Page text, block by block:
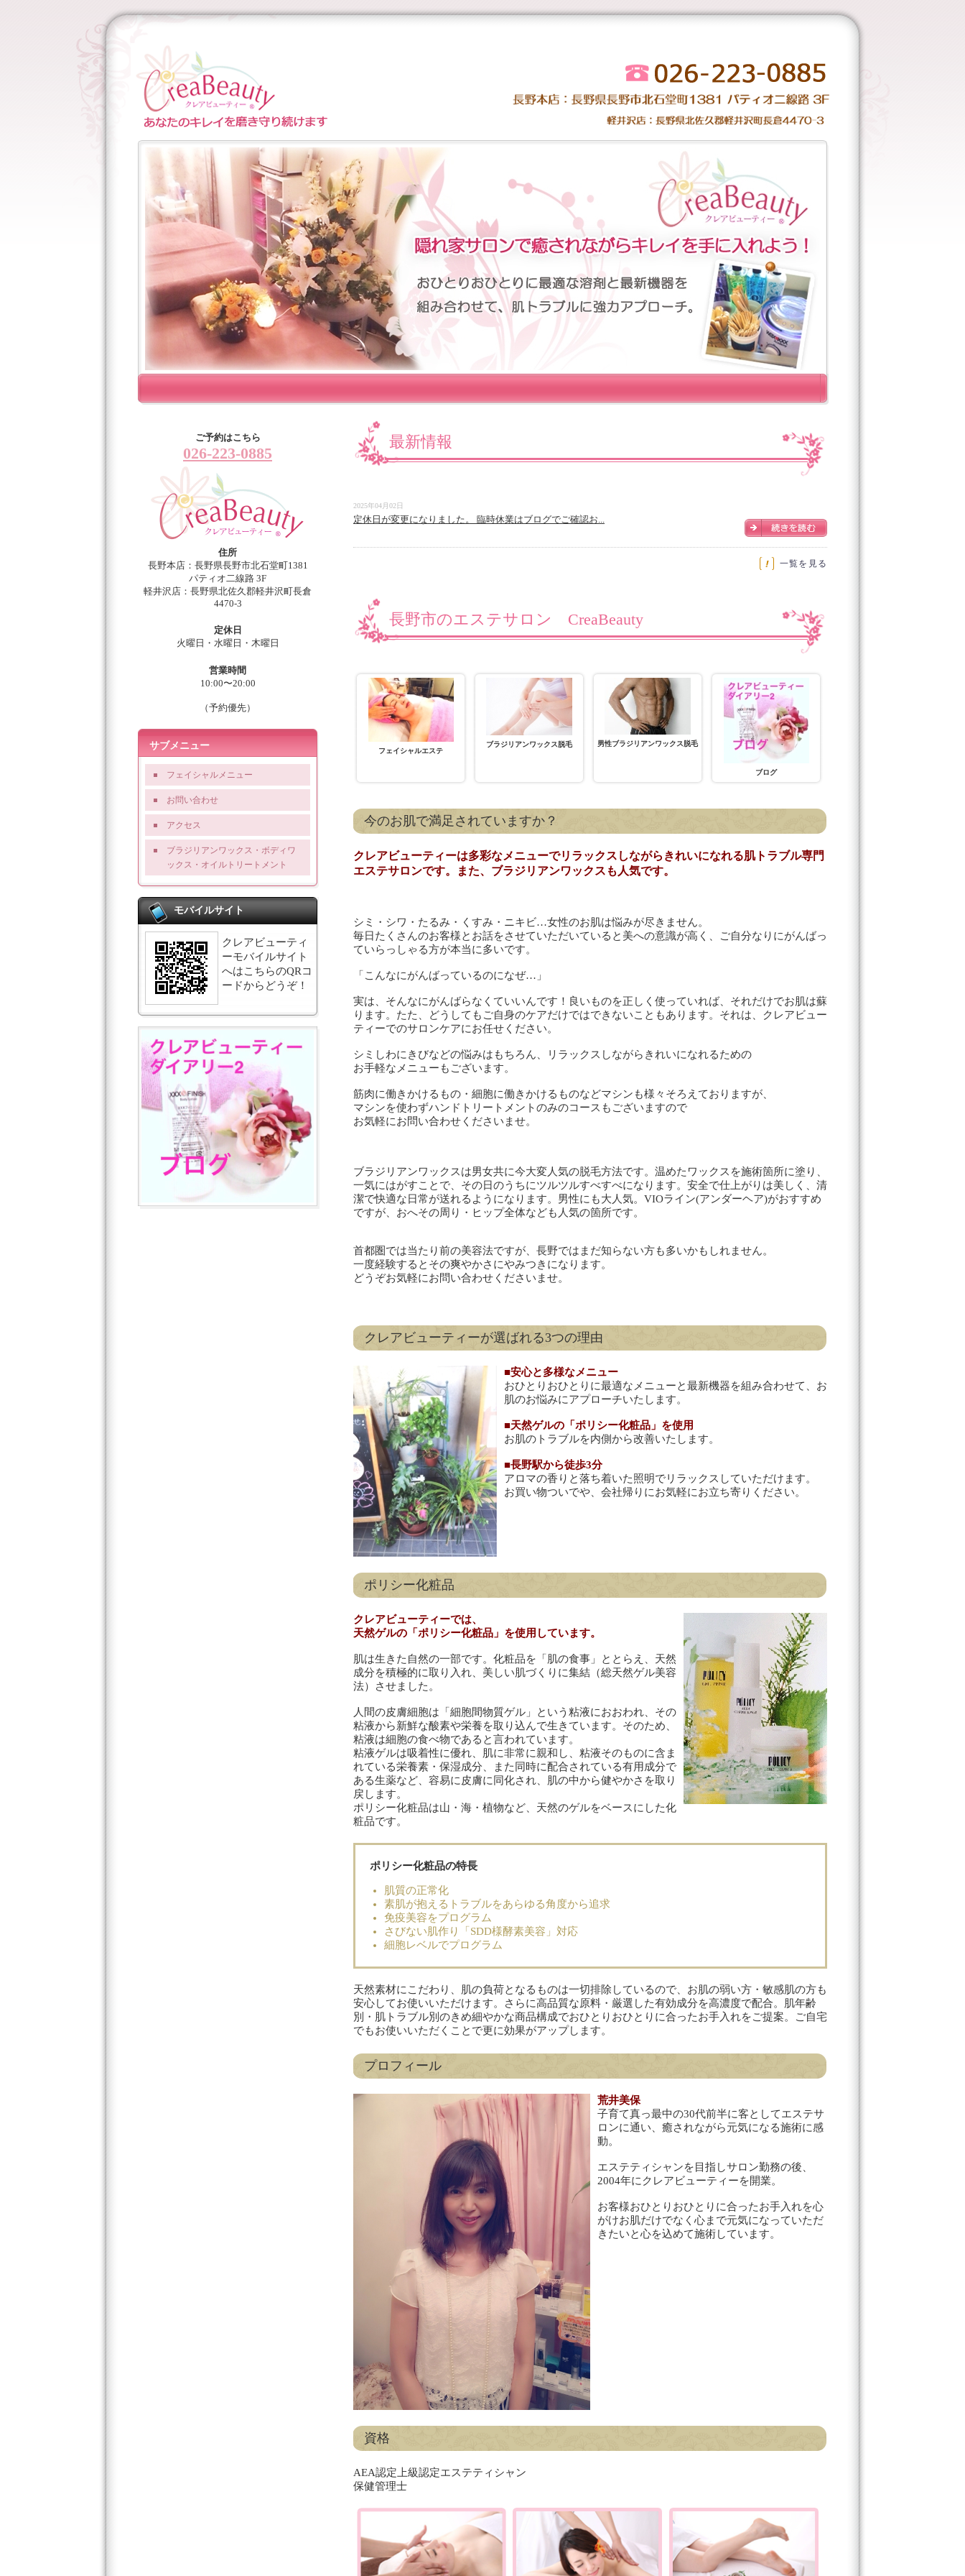
最新情報
2025年04月02日
定休日が変更になりました。 臨時休業はブログでご確認お...
いつもご愛顧ありがとうございます! 2025年4月...
一覧を見る
長野市のエステサロン CreaBeauty
フェイシャルエステ
ブラジリアンワックス脱毛 男性ブラジリアンワックス脱毛
ブログ
今のお肌で満足されていますか？
クレアビューティーは多彩なメニューでリラックスしながらきれいになれる肌トラブル専門
エステサロンです。また、ブラジリアンワックスも人気です。
シミ・シワ・たるみ・くすみ・ニキビ…女性のお肌は悩みが尽きません。
毎日たくさんのお客様とお話をさせていただいていると美への意識が高く、ご自分なりにがんばっ
ていらっしゃる方が本当に多いです。
「こんなにがんばっているのになぜ…」
実は、そんなにがんばらなくていいんです！良いものを正しく使っていれば、それだけでお肌は蘇
ります。たた、どうしてもご自身のケアだけではできないこともあります。それは、クレアビュー
ティーでのサロンケアにお任せください。
シミしわにきびなどの悩みはもちろん、リラックスしながらきれいになれるための
お手軽なメニューもございます。
筋肉に働きかけるもの・細胞に働きかけるものなどマシンも様々そろえておりますが、
マシンを使わずハンドトリートメントのみのコースもございますので
お気軽にお問い合わせくださいませ。
ブラジリアンワックスは男女共に今大変人気の脱毛方法です。温めたワックスを施術箇所に塗り、
一気にはがすことで、その日のうちにツルツルすべすべになります。安全で仕上がりは美しく、清
潔で快適な日常が送れるようになります。男性にも大人気。VIOライン(アンダーヘア)がおすすめ
ですが、おへその周り・ヒップ全体なども人気の箇所です。
首都圏では当たり前の美容法ですが、長野ではまだ知らない方も多いかもしれません。
一度経験するとその爽やかさにやみつきになります。
どうぞお気軽にお問い合わせくださいませ。
クレアビューティーが選ばれる3つの理由
■安心と多様なメニュー
おひとりおひとりに最適なメニューと最新機器を組み合わせて、お
肌のお悩みにアプローチいたします。
■天然ゲルの「ポリシー化粧品」を使用
お肌のトラブルを内側から改善いたします。
■長野駅から徒歩3分
アロマの香りと落ち着いた照明でリラックスしていただけます。
お買い物ついでや、会社帰りにお気軽にお立ち寄りください。
ポリシー化粧品
クレアビューティーでは、
天然ゲルの「ポリシー化粧品」を使用しています。
肌は生きた自然の一部です。化粧品を「肌の食事」ととらえ、天然
成分を積極的に取り入れ、美しい肌づくりに集結（総天然ゲル美容
法）させました。
人間の皮膚細胞は「細胞間物質ゲル」という粘液におおわれ、その
粘液から新鮮な酸素や栄養を取り込んで生きています。そのため、
粘液は細胞の食べ物であると言われています。
粘液ゲルは吸着性に優れ、肌に非常に親和し、粘液そのものに含ま
れている栄養素・保湿成分、また同時に配合されている有用成分で
ある生薬など、容易に皮膚に同化され、肌の中から健やかさを取り
戻します。
ポリシー化粧品は山・海・植物など、天然のゲルをベースにした化
粧品です。
ポリシー化粧品の特長
肌質の正常化
素肌が抱えるトラブルをあらゆる角度から追求
免疫美容をプログラム
さびない肌作り「SDD様酵素美容」対応
細胞レベルでプログラム
天然素材にこだわり、肌の負荷となるものは一切排除しているので、お肌の弱い方・敏感肌の方も
安心してお使いいただけます。さらに高品質な原料・厳選した有効成分を高濃度で配合。肌年齢
別・肌トラブル別のきめ細やかな商品構成でおひとりおひとりに合ったお手入れをご提案。ご自宅
でもお使いいただくことで更に効果がアップします。
プロフィール
荒井美保
子育て真っ最中の30代前半に客としてエステサ
ロンに通い、癒されながら元気になる施術に感
動。
エステティシャンを目指しサロン勤務の後、
2004年にクレアビューティーを開業。
お客様おひとりおひとりに合ったお手入れを心
がけお肌だけでなく心まで元気になっていただ
きたいと心を込めて施術しています。
資格
AEA認定上級認定エステティシャン
保健管理士
ご予約はこちら
026-223-0885
住所
長野本店：長野県長野市北石堂町1381
パティオ二線路 3F
軽井沢店：長野県北佐久郡軽井沢町長倉
4470-3
定休日
火曜日・水曜日・木曜日
営業時間
10:00〜20:00
（予約優先）
サブメニュー
フェイシャルメニュー
お問い合わせ
アクセス
ブラジリアンワックス・ボディワ
ックス・オイルトリートメント
モバイルサイト
クレアビューティ
ーモバイルサイト
へはこちらのQRコ
ードからどうぞ！